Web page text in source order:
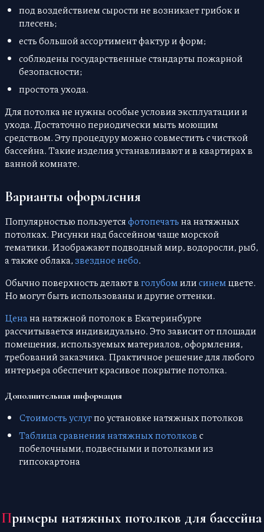
под воздействием сырости не возникает грибок и
плесень;
есть большой ассортимент фактур и форм;
соблюдены государственные стандарты пожарной
безопасности;
простота ухода.
Для потолка не нужны особые условия эксплуатации и
ухода. Достаточно периодически мыть моющим
средством. Эту процедуру можно совместить с чисткой
бассейна. Такие изделия устанавливают и в квартирах в
ванной комнате.
Варианты оформления
Популярностью пользуетсяфотопечатьна натяжных
потолках. Рисунки над бассейном чаще морской
тематики. Изображают подводный мир, водоросли, рыб,
а также облака, звездное небо.
Обычно поверхность делают вголубомилисинемцвете.
Но могут быть использованы и другие оттенки.
Ценана натяжной потолок в Екатеринбурге
рассчитывается индивидуально. Это зависит от площади
помещения, используемых материалов, оформления,
требований заказчика. Практичное решение для любого
интерьера обеспечит красивое покрытие потолка.
Дополнительная информация
Стоимость услугпо установке натяжных потолков
Таблица сравнения натяжных потолковс
побелочными, подвесными и потолками из
гипсокартона
Примеры натяжных потолков для бассейна